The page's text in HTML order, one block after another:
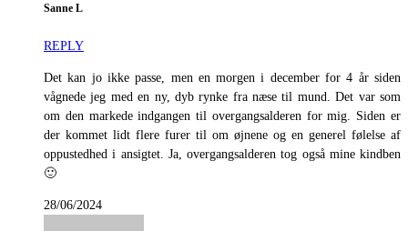
Sanne L
REPLY
Det kan jo ikke passe, men en morgen i december for 4 år siden
vågnede jeg med en ny, dyb rynke fra næse til mund. Det var som
om den markede indgangen til overgangsalderen for mig. Siden er
der kommet lidt flere furer til om øjnene og en generel følelse af
oppustedhed i ansigtet. Ja, overgangsalderen tog også mine kindben
🙂
28/06/2024